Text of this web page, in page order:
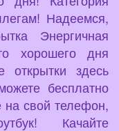
Надеемся,
Энергичная
хорошего дня
открытки здесь
бесплатно
на свой телефон,
Качайте